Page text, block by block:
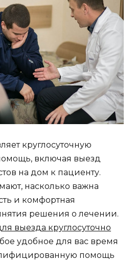
круглосуточную
включая выезд
на дом к пациенту.
насколько важна
и комфортная
решения о лечении.
выезда круглосуточно
удобное для вас время
помощь